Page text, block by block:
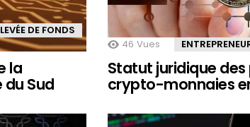
LEVÉE DE FONDS
la
Sud
46 Vues
Statut juridique
crypto-monnaies